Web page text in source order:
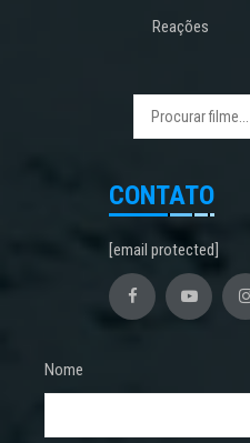
Reações
CONTATO
[email protected]
Nome